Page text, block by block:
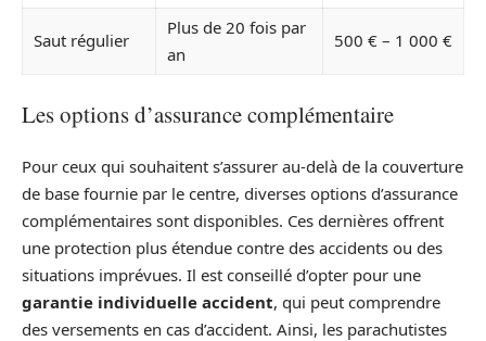
Saut régulier
Plus de 20 fois par
an
500 € – 1 000 €
Les options d’assurance complémentaire
Pour ceux qui souhaitent s’assurer au-delà de la couverture
de base fournie par le centre, diverses options d’assurance
complémentaires sont disponibles. Ces dernières offrent
une protection plus étendue contre des accidents ou des
situations imprévues. Il est conseillé d’opter pour une
garantie individuelle accident, qui peut comprendre
des versements en cas d’accident. Ainsi, les parachutistes